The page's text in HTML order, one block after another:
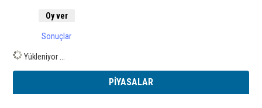
Sonuçlar
Yükleniyor ...
PİYASALAR